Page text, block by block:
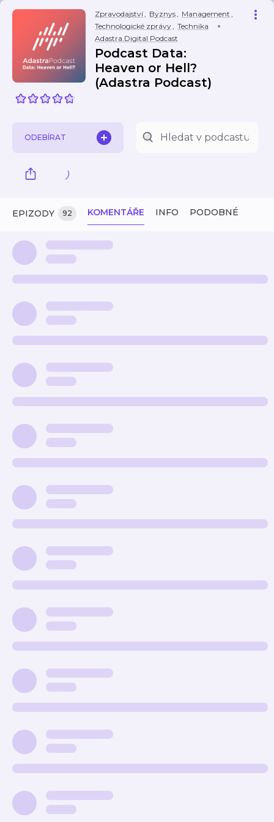
Zpravodajství, Byznys, Management ,
Technologické zprávy, Technika
Adastra.Digital Podcast
Podcast Data:
Heaven or Hell?
(Adastra Podcast)
ODEBÍRAT
EPIZODY 92 KOMENTÁŘE INFO PODOBNÉ